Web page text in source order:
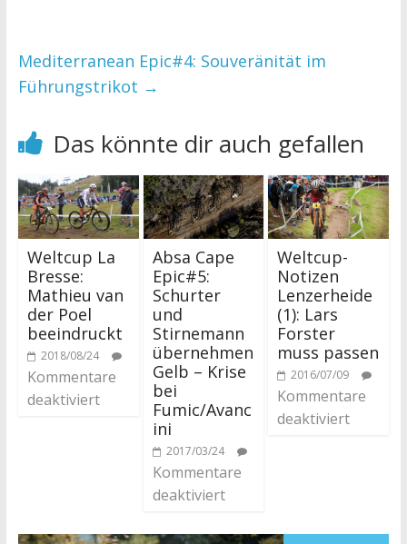
Mediterranean Epic#4: Souveränität im
Führungstrikot →
Das könnte dir auch gefallen
Weltcup La
Bresse:
Mathieu van
der Poel
beeindruckt
2018/08/24
Kommentare
deaktiviert
Absa Cape
Epic#5:
Schurter
und
Stirnemann
übernehmen
Gelb – Krise
bei
Fumic/Avanc
ini
2017/03/24
Kommentare
deaktiviert
Weltcup-
Notizen
Lenzerheide
(1): Lars
Forster
muss passen
2016/07/09
Kommentare
deaktiviert